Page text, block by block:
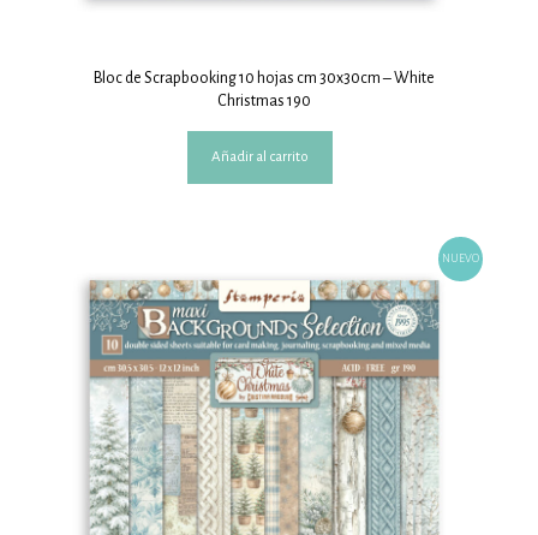
Bloc de Scrapbooking 10 hojas cm 30x30cm – White
Christmas 190
Añadir al carrito
NUEVO